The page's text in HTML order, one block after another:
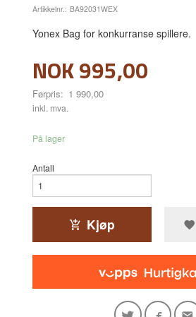
Artikkelnr.: BA92031WEX
Yonex Bag for konkurranse spillere.
Tilbud
NOK995,00
Førpris: 1 990,00
Rabatt
inkl. mva.
På lager
Antall
Kjøp